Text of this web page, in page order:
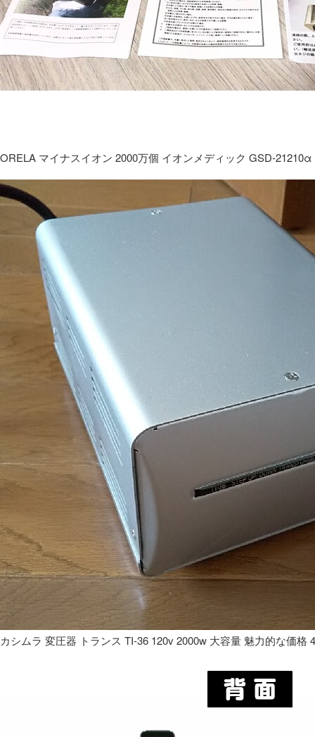
ORELA マイナスイオン 2000万個 イオンメディック GSD-21210α
カシムラ 変圧器 トランス TI-36 120v 2000w 大容量 魅力的な価格